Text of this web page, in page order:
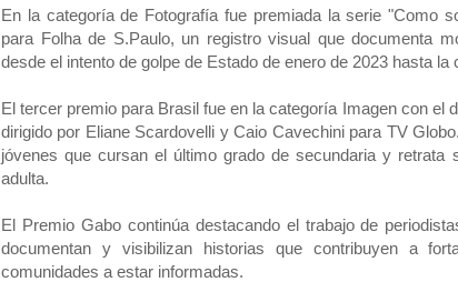
En la categoría de Fotografía fue premiada la serie "Como
para Folha de S.Paulo, un registro visual que documenta
desde el intento de golpe de Estado de enero de 2023 hasta
El tercer premio para Brasil fue en la categoría Imagen con el
dirigido por Eliane Scardovelli y Caio Cavechini para TV
jóvenes que cursan el último grado de secundaria y
adulta.
El Premio Gabo continúa destacando el trabajo de
documentan y visibilizan historias que contribuyen a
comunidades a estar informadas.